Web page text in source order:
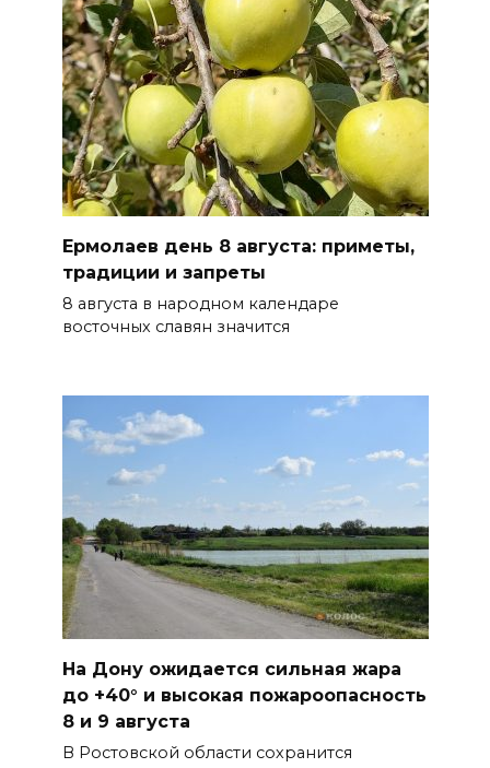
Ермолаев день 8 августа: приметы,
традиции и запреты
8 августа в народном календаре
восточных славян значится
На Дону ожидается сильная жара
до +40° и высокая пожароопасность
8 и 9 августа
В Ростовской области сохранится